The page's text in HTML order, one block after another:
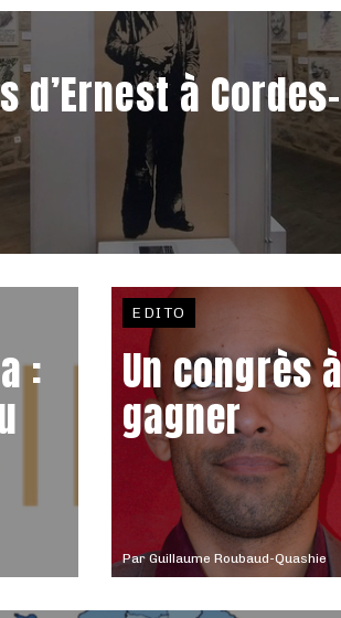
d’Ernest à Cordes-
:
Par Guillaume Roubaud-Quashie
EDITO
Un congrès
gagner